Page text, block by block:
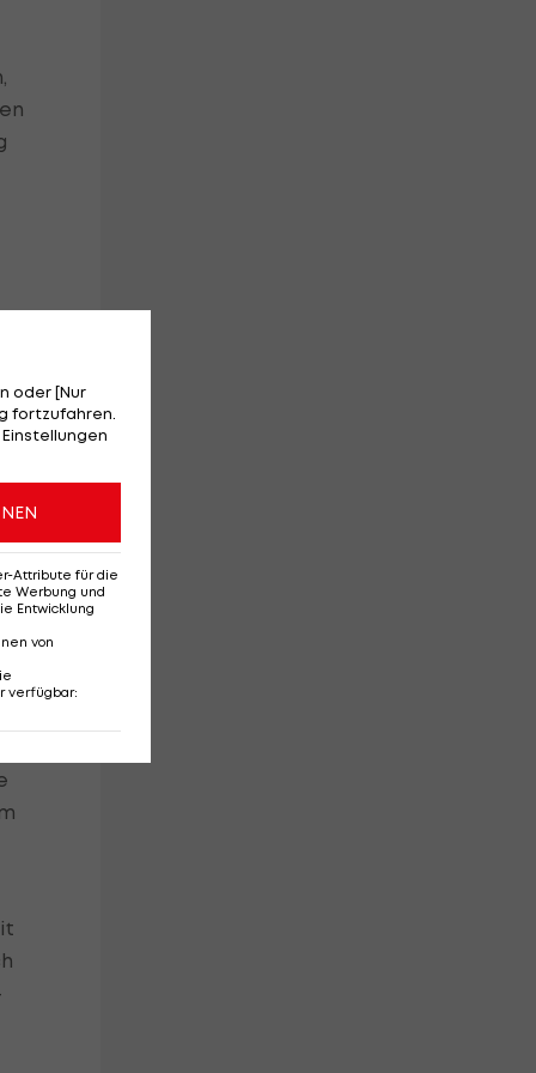
oder [Nur
fortzufahren.
Attribute für die
Werbung und
Entwicklung
von
verfügbar: